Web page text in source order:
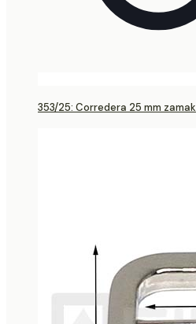
353/25: Corredera 25 mm zamak